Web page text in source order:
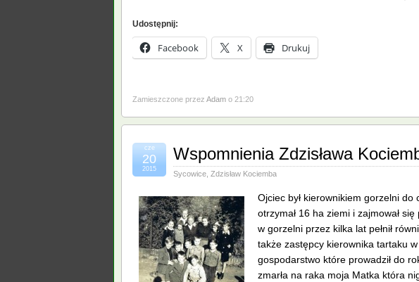
Udostępnij:
Facebook X Drukuj
Zamieszczone przez Adam o 21:20
Wspomnienia Zdzisława
Sycowice Zdzisław Kociemba
cze
20
2015
Ojciec był kierownikiem gorzelni
otrzymał 16 ha ziemi i zajmował
w gorzelni przez kilka lat pełnił
także zastępcy kierownika tartaku
gospodarstwo które prowadził do
zmarła na raka moja Matka która